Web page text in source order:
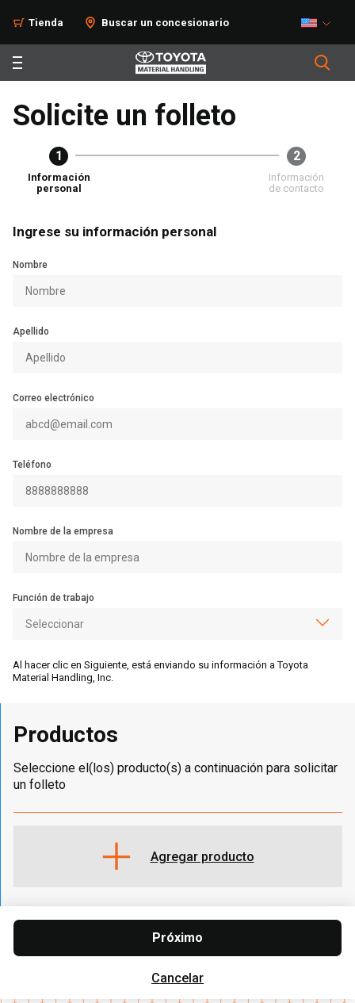
Tienda Buscar un concesionario
Solicite un folleto
1
Información
personal
2
Información
de contacto
Ingrese su información personal
Nombre
Apellido
Correo electrónico
Teléfono
Nombre de la empresa
Función de trabajo
Al hacer clic en Siguiente, está enviando su información a Toyota
Material Handling, Inc.
Productos
Seleccione el(los) producto(s) a continuación para solicitar
un folleto
Agregar producto
Cancelar
Próximo